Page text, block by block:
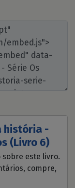
história -
(Livro 6)
sobre este livro.
compre,